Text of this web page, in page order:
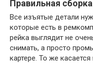
Правильная
Все изъятые детали
которые есть в
рейка выглядит не
снимать, а просто
картере. То же